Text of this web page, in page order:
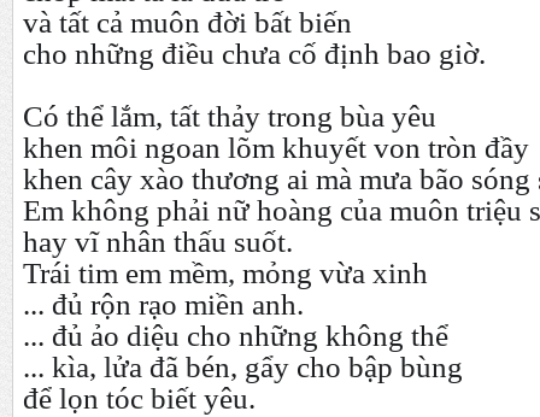
và tất cả muôn đời bất biến
cho những điều chưa cố định bao giờ.
Có thể lắm, tất thảy trong bùa yêu
khen môi ngoan lõm khuyết von tròn đầy
khen cây xào thương ai mà mưa bão sóng
Em không phải nữ hoàng của muôn triệu
hay vĩ nhân thấu suốt.
Trái tim em mềm, mỏng vừa xinh
... đủ rộn rạo miền anh.
... đủ ảo diệu cho những không thể
... kìa, lửa đã bén, gẩy cho bập bùng
để lọn tóc biết yêu.